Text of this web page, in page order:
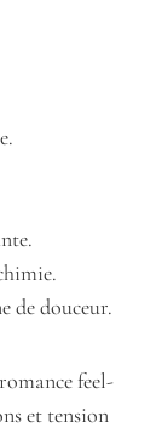
de douceur.
feel-
et tension